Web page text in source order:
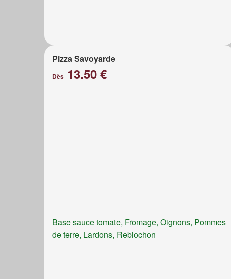
Pizza Savoyarde
Dès 13.50 €
Base sauce tomate, Fromage, Oignons, Pommes
de terre, Lardons, Reblochon